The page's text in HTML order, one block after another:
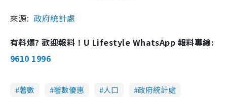
來源: 政府統計處
有料爆? 歡迎報料！U Lifestyle WhatsApp 報料專線:
9610 1996
著數 著數優惠 人口
政府統計處